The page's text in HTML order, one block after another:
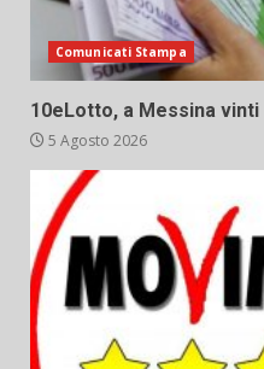
Comunicati Stampa
10eLotto, a Messina vinti
5 Agosto 2026